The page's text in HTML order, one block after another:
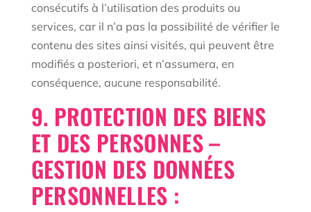
consécutifs à l’utilisation des produits ou
services, car il n’a pas la possibilité de vérifier le
contenu des sites ainsi visités, qui peuvent être
modifiés a posteriori, et n’assumera, en
conséquence, aucune responsabilité.
9. PROTECTION DES BIENS
ET DES PERSONNES –
GESTION DES DONNÉES
PERSONNELLES :